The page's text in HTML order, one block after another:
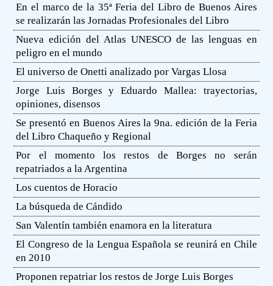
En el marco de la 35ª Feria del Libro de Buenos Aires
se realizarán las Jornadas Profesionales del Libro
Nueva edición del Atlas UNESCO de las lenguas en
peligro en el mundo
El universo de Onetti analizado por Vargas Llosa
Jorge Luis Borges y Eduardo Mallea: trayectorias,
opiniones, disensos
Se presentó en Buenos Aires la 9na. edición de la Feria
del Libro Chaqueño y Regional
Por el momento los restos de Borges no serán
repatriados a la Argentina
Los cuentos de Horacio
La búsqueda de Cándido
San Valentín también enamora en la literatura
El Congreso de la Lengua Española se reunirá en Chile
en 2010
Proponen repatriar los restos de Jorge Luis Borges